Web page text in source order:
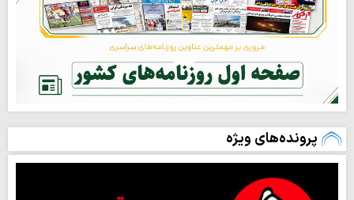
پرونده‌های ویژه